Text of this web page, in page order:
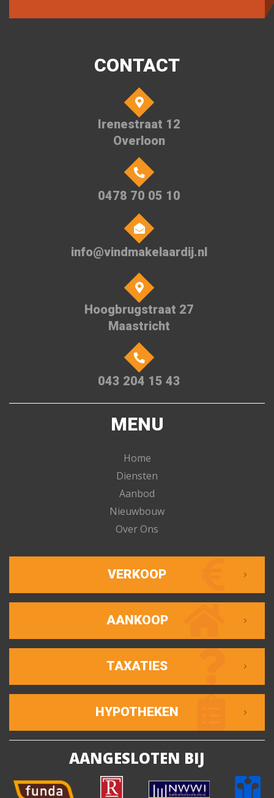
CONTACT
Irenestraat 12
Overloon
0478 70 05 10
info@vindmakelaardij.nl
Hoogbrugstraat 27
Maastricht
043 204 15 43
MENU
Home
Diensten
Aanbod
Nieuwbouw
Over Ons
VERKOOP
AANKOOP
TAXATIES
HYPOTHEKEN
AANGESLOTEN BIJ